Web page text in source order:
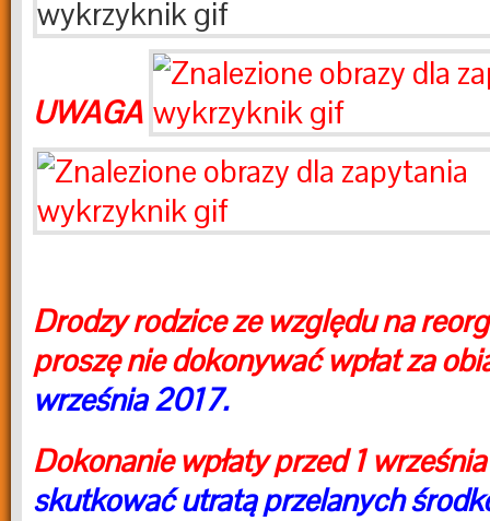
UWAGA
Drodzy rodzice ze względu na
proszę nie dokonywać wpłat za
września 2017.
Dokonanie wpłaty przed 1
skutkować utratą przelanych